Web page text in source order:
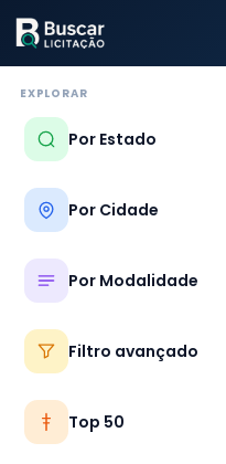
EXPLORAR
Por Estado
Por Cidade
Por Modalidade
Filtro avançado
Top 50